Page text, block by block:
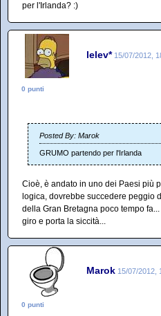
per l'Irlanda? :)
lelev* 15/07/2012,
0 punti
Posted By: Marok
GRUMO partendo per l'Irlanda
Cioè, è andato in uno dei Paesi più
logica, dovrebbe succedere peggio
della Gran Bretagna poco tempo
giro e porta la siccità...
Marok 15/07/2012,
0 punti